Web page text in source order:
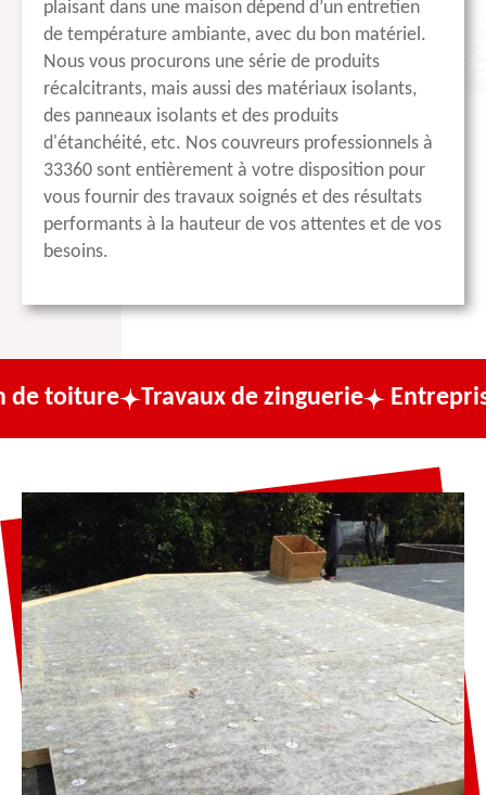
plaisant dans une maison dépend d’un entretien
de température ambiante, avec du bon matériel.
Nous vous procurons une série de produits
récalcitrants, mais aussi des matériaux isolants,
des panneaux isolants et des produits
d'étanchéité, etc. Nos couvreurs professionnels à
33360 sont entièrement à votre disposition pour
vous fournir des travaux soignés et des résultats
performants à la hauteur de vos attentes et de vos
besoins.
Travaux de zinguerie Entreprise de